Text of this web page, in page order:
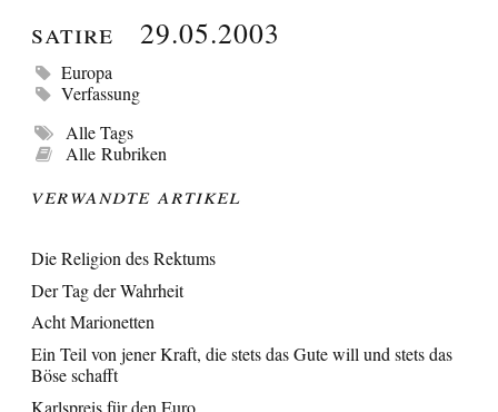
Satire 29.05.2003
Europa
Verfassung
Alle Tags
Alle Rubriken
Verwandte Artikel
Die Religion des Rektums
Der Tag der Wahrheit
Acht Marionetten
Ein Teil von jener Kraft, die stets das Gute will und stets das
Böse schafft
Karlspreis für den Euro